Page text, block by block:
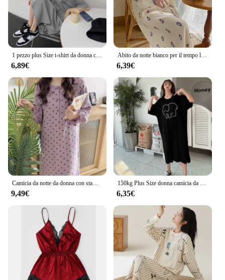
1 pezzo plus Size t-shirt da donna con spacco allentato al ginocchio abito Casual semplice alla moda con stampa di lettere camicie da notte
6,89€
Abito da notte bianco per il tempo libero donna manica lunga piante fiori stampa notte indossa per ragazza 2XL Plus Size Ladie Loose Homewear
6,39€
Camicia da notte da donna con stampa a cuore pigiameria coreana con volant camicia da notte autunno abito da notte manica lunga pigiama intero Home Wear nuovo In
9,49€
150kg Plus Size donna camicia da notte allentata elefante stampato Mid Home Dress estate sottile pigiama a maniche corte Loungewear Nightwear
6,35€